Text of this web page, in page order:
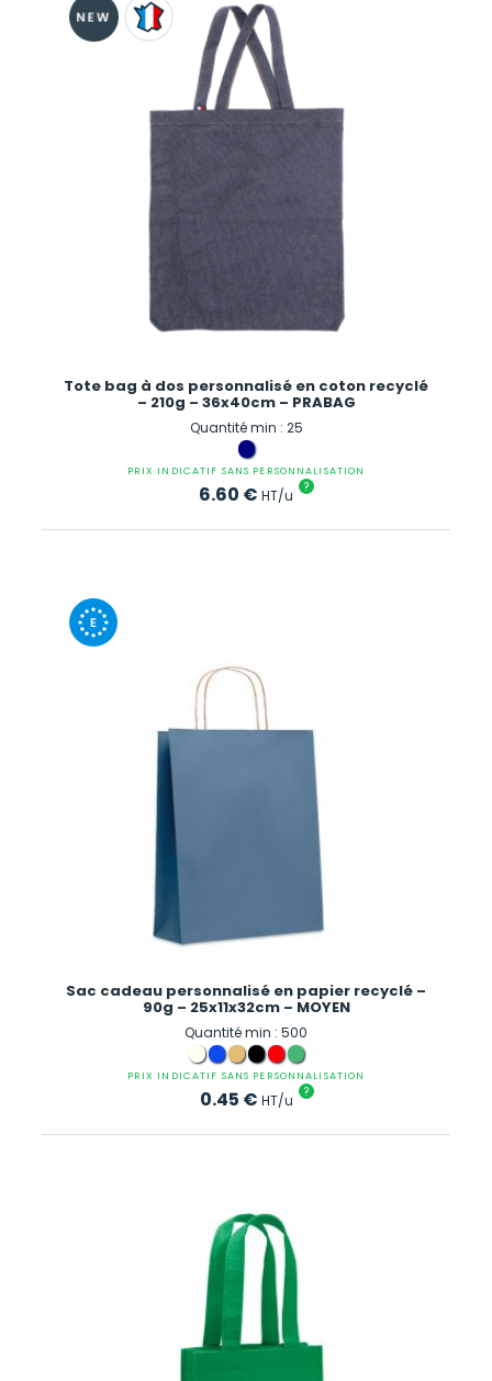
Tote bag à dos personnalisé en coton recyclé
– 210g – 36x40cm – PRABAG
Quantité min : 25
PRIX INDICATIF SANS PERSONNALISATION
6.60 € HT/u ?
Sac cadeau personnalisé en papier recyclé –
90g – 25x11x32cm – MOYEN
Quantité min : 500
PRIX INDICATIF SANS PERSONNALISATION
0.45 € HT/u ?